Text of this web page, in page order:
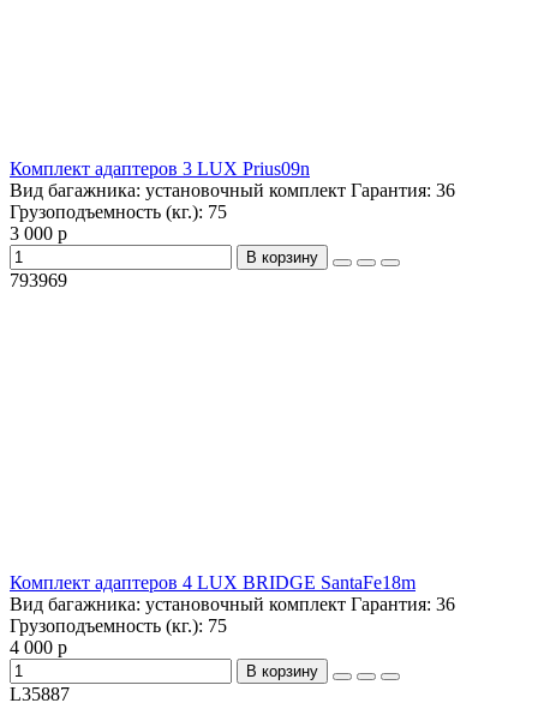
Комплект адаптеров 3 LUX Prius09n
Вид багажника: установочный комплект Гарантия: 36
Грузоподъемность (кг.): 75
3 000 р
В корзину
793969
Комплект адаптеров 4 LUX BRIDGE SantaFe18m
Вид багажника: установочный комплект Гарантия: 36
Грузоподъемность (кг.): 75
4 000 р
В корзину
L35887